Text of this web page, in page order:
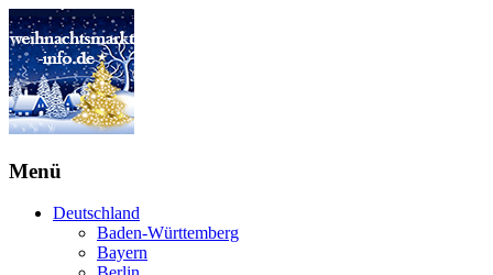
Menü
Deutschland
Baden-Württemberg
Bayern